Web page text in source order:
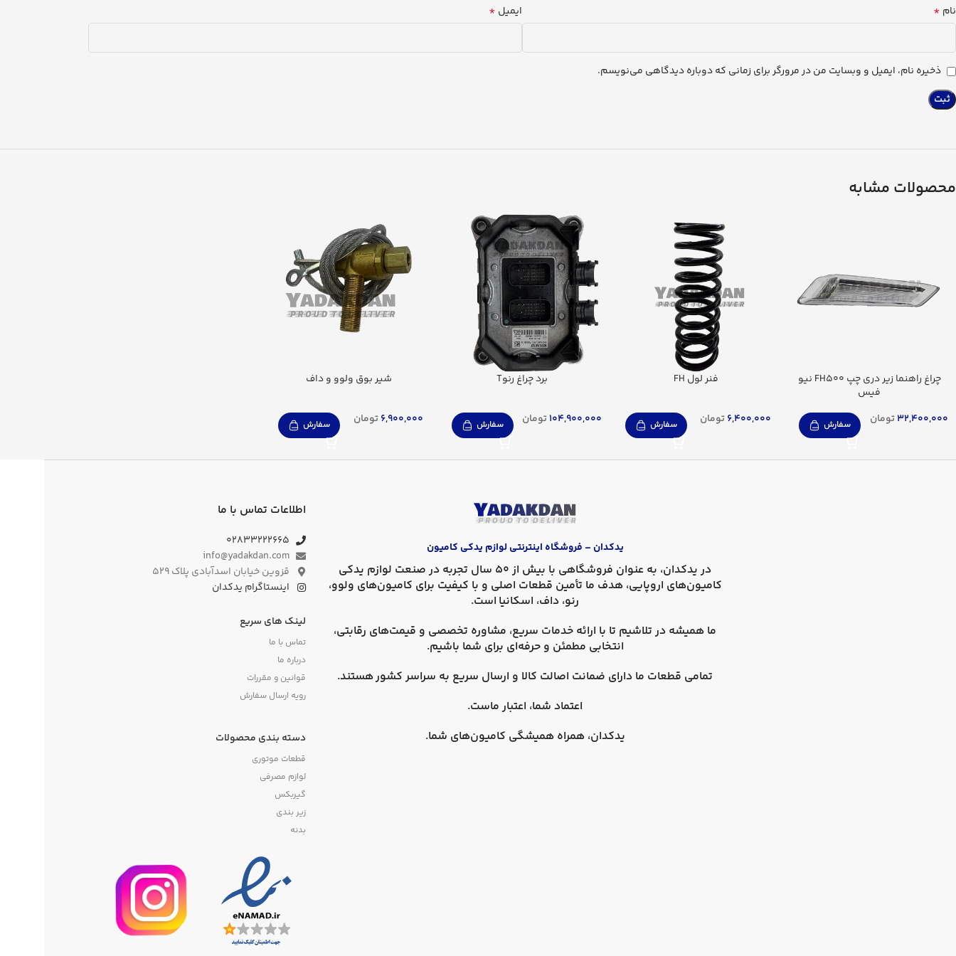
نام * ایمیل *
ذخیره نام، ایمیل و وبسایت من در مرورگر برای زمانی که دوباره دیدگاهی می‌نویسم.
محصولات مشابه
چراغ راهنما زیر دری چپ FH500 نیو
فیس
32,400,000تومان سفارش
فنر لول FH
6,400,000تومان سفارش
برد چراغ رنوT
104,900,000تومان سفارش
شیر بوق ولوو و داف
6,900,000تومان سفارش
یدکدان – فروشگاه اینترنتی لوازم یدکی کامیون
در یدکدان
، به عنوان فروشگاهی با بیش از 50 سال تجربه در صنعت لوازم یدکی
کامیون‌های اروپایی، هدف ما تأمین قطعات اصلی و با کیفیت برای کامیون‌های ولوو،
رنو، داف، اسکانیا است.
ما همیشه در تلاشیم تا با ارائه خدمات سریع، مشاوره تخصصی و قیمت‌های رقابتی،
انتخابی مطمئن و حرفه‌ای برای شما باشیم.
تمامی قطعات ما دارای ضمانت اصالت کالا و ارسال سریع به سراسر کشورهستند.
اعتماد شما، اعتبار ماست.
یدکدان، همراه همیشگی کامیون‌های شما.
اطلاعات تماس با ما
۰۲۸۳۳۲۲۲۶۶۵
info@yadakdan.com
قزوین خیابان اسدآبادی پلاک ۵۲۹
اینستاگرام یدکدان
لینک های سریع
تماس با ما
درباره ما
قوانین و مقررات
رویه ارسال سفارش
دسته بندی محصولات
قطعات موتوری
لوازم مصرفی
گیربکس
زیر بندی
بدنه